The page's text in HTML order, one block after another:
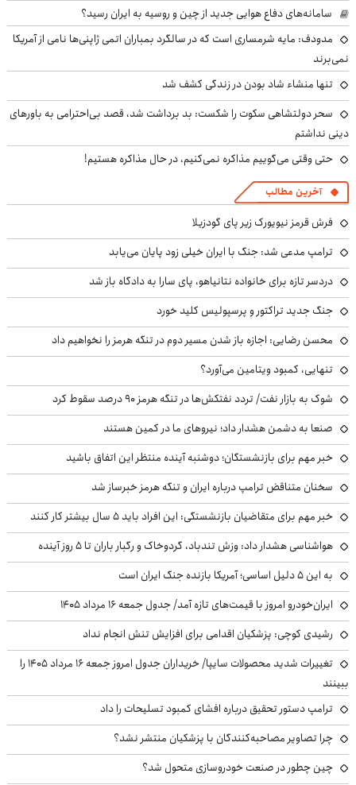
سامانه‌های دفاع هوایی جدید از چین و روسیه به ایران رسید؟
مدودف: مایه شرمساری است که در سالگرد بمباران اتمی ژاپنی‌ها نامی از آمریکا
نمی‌برند
تنها منشاء شاد بودن در زندگی کشف شد
سحر دولتشاهی سکوت را شکست: بد برداشت شد، قصد بی‌احترامی به باورهای
دینی نداشتم
حتی وقتی می‌گوییم مذاکره نمی‌کنیم، در حال مذاکره هستیم!
آخرین مطالب
فرش قرمز نیویورک زیر پای گودزیلا
ترامپ مدعی شد: جنگ با ایران خیلی زود پایان می‌یابد
دردسر تازه برای خانواده نتانیاهو، پای سارا به دادگاه باز شد
جنگ جدید تراکتور و پرسپولیس کلید خورد
محسن رضایی: اجازه باز شدن مسیر دوم در تنگه هرمز را نخواهیم داد
تنهایی، کمبود ویتامین می‌آورد؟
شوک به بازار نفت/ تردد نفتکش‌ها در تنگه هرمز ۹۰ درصد سقوط کرد
صنعا به دشمن هشدار داد؛ نیروهای ما در کمین هستند
خبر مهم برای بازنشستگان؛ دوشنبه آینده منتظر این اتفاق باشید
سخنان متناقض ترامپ درباره ایران و تنگه هرمز خبرساز شد
خبر مهم برای متقاضیان بازنشستگی: این افراد باید ۵ سال بیشتر کار کنند
هواشناسی هشدار داد: وزش تندباد، گردوخاک و رگبار باران تا ۵ روز آینده
به این ۵ دلیل اساسی؛ آمریکا بازنده جنگ ایران است
ایران‌خودرو امروز با قیمت‌های تازه آمد/ جدول جمعه ۱۶ مرداد ۱۴۰۵
رشیدی کوچی: پزشکیان اقدامی برای افزایش تنش انجام نداد
تغییرات شدید محصولات سایپا/ خریداران جدول امروز جمعه ۱۶ مرداد ۱۴۰۵ را
ببینند
ترامپ دستور تحقیق درباره افشای کمبود تسلیحات را داد
چرا تصاویر مصاحبه‌کنندگان با پزشکیان منتشر نشد؟
چین چطور در صنعت خودروسازی متحول شد؟